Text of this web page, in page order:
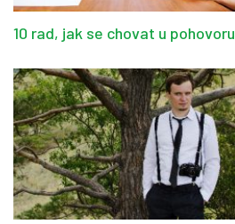
10 rad, jak se chovat u pohovoru